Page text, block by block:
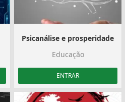
Psicanálise e prosperidade
Educação
ENTRAR